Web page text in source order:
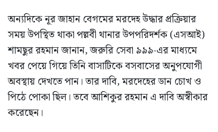
অন্যদিকে নূর জাহান বেগমের মরদেহ উদ্ধার প্রক্রিয়ার
সময় উপস্থিত থাকা পল্লবী থানার উপপরিদর্শক (এসআই)
শামছুর রহমান জানান, জরুরি সেবা ৯৯৯-এর মাধ্যমে
খবর পেয়ে গিয়ে তিনি বাসাটিকে বসবাসের অনুপযোগী
অবস্থায় দেখতে পান। তার দাবি, মরদেহের ডান চোখ ও
পিঠে পোকা ছিল। তবে আশিকুর রহমান এ দাবি অস্বীকার
করেছেন।